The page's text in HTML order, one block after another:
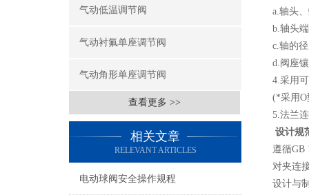
气动低温调节阀
气动衬氟单座调节阀
气动角形单座调节阀
查看更多 >>
相关文章
RELEVANT ARTICLES
电动球阀安全操作规程
a.轴头
b.轴头
c.轴的
d.阀座
4.采用
(*采用O
5.法兰
设计规
遵循GB
对夹连
设计与